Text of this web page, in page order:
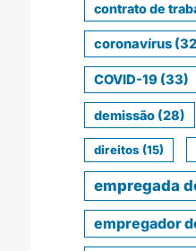
contrato de
coronavírus
COVID-19(33)
demissão(28)
direitos (15)
empregada
empregador